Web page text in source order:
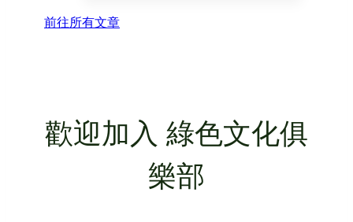
前往所有文章
歡迎加入 綠色文化俱
樂部